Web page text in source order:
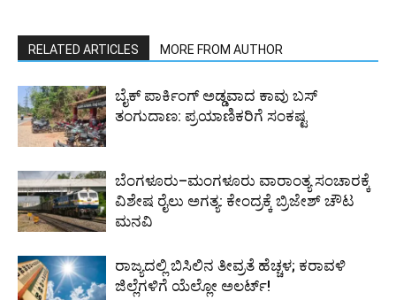
RELATED ARTICLES MORE FROM AUTHOR
ಬೈಕ್ ಪಾರ್ಕಿಂಗ್ ಅಡ್ಡವಾದ ಕಾವು ಬಸ್
ತಂಗುದಾಣ: ಪ್ರಯಾಣಿಕರಿಗೆ ಸಂಕಷ್ಟ
ಬೆಂಗಳೂರು–ಮಂಗಳೂರು ವಾರಾಂತ್ಯ ಸಂಚಾರಕ್ಕೆ
ವಿಶೇಷ ರೈಲು ಅಗತ್ಯ: ಕೇಂದ್ರಕ್ಕೆ ಬ್ರಿಜೇಶ್ ಚೌಟ
ಮನವಿ
ರಾಜ್ಯದಲ್ಲಿ ಬಿಸಿಲಿನ ತೀವ್ರತೆ ಹೆಚ್ಚಳ; ಕರಾವಳಿ
ಜಿಲ್ಲೆಗಳಿಗೆ ಯೆಲ್ಲೋ ಅಲರ್ಟ್!